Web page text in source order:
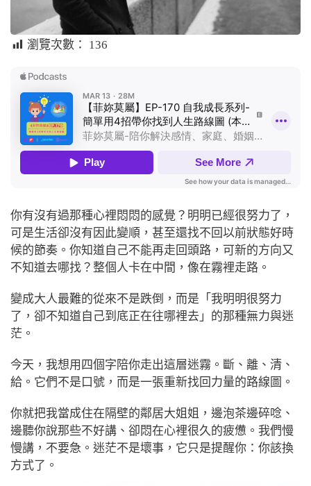
瀏覽次數： 136
你有沒有過那種心裡悶悶的感覺？明明已經很努力了，
可是生活卻沒有因此變順，甚至還找不回以前狀態好時
候的節奏。你知道自己不能再走回頭路，可新的方向又
不知道去哪找？整個人卡在中間，像在霧裡走路。
變成大人最難的從來不是跌倒，而是「我明明很努力
了，卻不知道自己到底正在往哪裡去」的那種無力與迷
茫。
今天，我想用四個字陪你走出這層迷霧。斷、離、清、
給。它們不是口號，而是一張重新找回力量的路線圖。
你就把我當成住在隔壁的鄰居大姐姐，邊泡茶邊碎唸、
邊聽你說那些不好講、卻悶在心裡很久的疲憊。我們慢
慢講，不要急。迷茫不是壞事，它只是提醒你：你該換
方式了。